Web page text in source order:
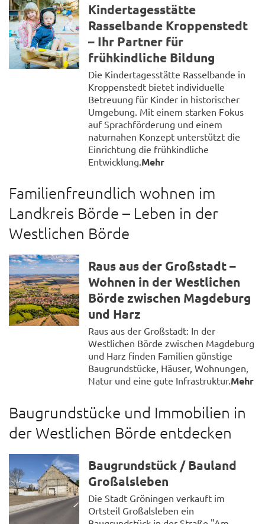
Kindertagesstätte
Rasselbande Kroppenstedt
– Ihr Partner für
frühkindliche Bildung
Die Kindertagesstätte Rasselbande in
Kroppenstedt bietet individuelle
Betreuung für Kinder in historischer
Umgebung. Mit einem starken Fokus
auf Sprachförderung und einem
naturnahen Konzept unterstützt die
Einrichtung die frühkindliche
Entwicklung. Mehr
Familienfreundlich wohnen im
Landkreis Börde – Leben in der
Westlichen Börde
Raus aus der Großstadt –
Wohnen in der Westlichen
Börde zwischen Magdeburg
und Harz
Raus aus der Großstadt: In der
Westlichen Börde zwischen Magdeburg
und Harz finden Familien günstige
Baugrundstücke, Häuser, Wohnungen,
Natur und eine gute Infrastruktur.Mehr
Baugrundstücke und Immobilien in
der Westlichen Börde entdecken
Baugrundstück / Bauland
Großalsleben
Die Stadt Gröningen verkauft im
Ortsteil Großalsleben ein